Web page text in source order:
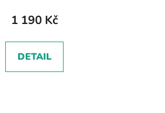
1 190 Kč
DETAIL